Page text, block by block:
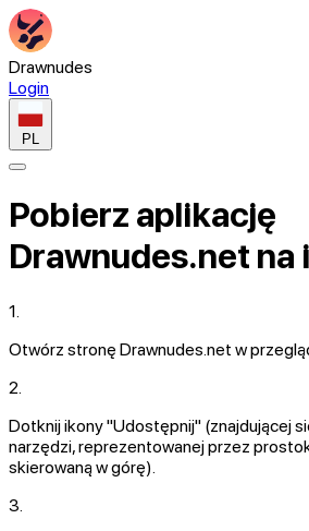
Drawnudes
Login
PL
Pobierz aplikację
Drawnudes.net na
1.
Otwórz stronę Drawnudes.net w
2.
Dotknij ikony"Udostępnij" (znajdującej
narzędzi, reprezentowanej przez
skierowaną w górę).
3.